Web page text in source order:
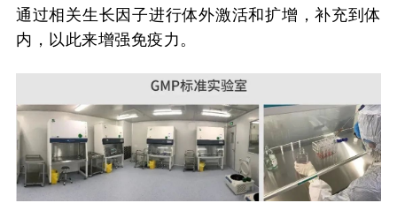
通过相关生长因子进行体外激活和扩增，补充到体
内，以此来增强免疫力。